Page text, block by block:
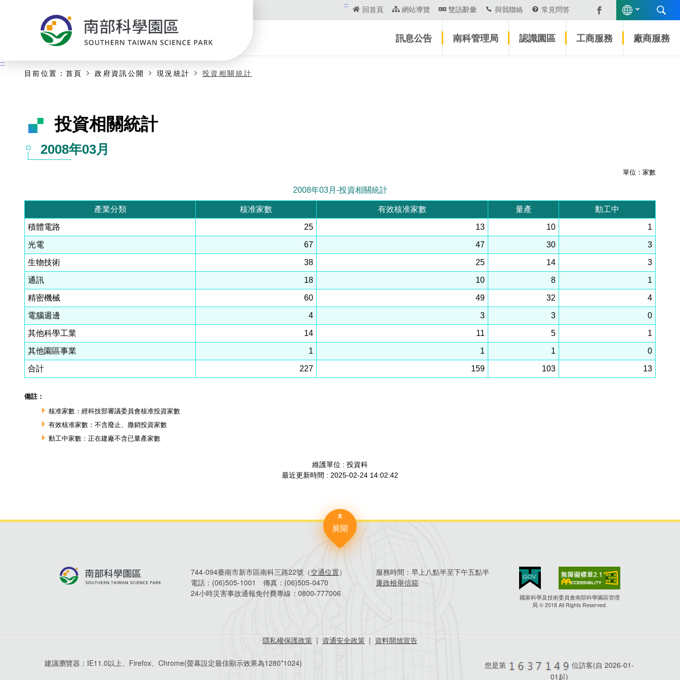
::: 回首頁 網站導覽 雙語辭彙 與我聯絡 常見問答
訊息公告 南科管理局 認識園區 工商服務 廠商服務
主要內容開始
:::
目前位置： 首頁 政府資訊公開 現況統計 投資相關統計
展開
744-094臺南市新市區南科三路22號（交通位置）
電話： (06)505-1001 傳真： (06)505-0470
24小時災害事故通報免付費專線： 0800-777006
服務時間：早上八點半至下午五點半
廉政檢舉信箱
國家科學及技術委員會南部科學園區管理
局 © 2018 All Rights Reserved.
隱私權保護政策 | 資通安全政策 | 資料開放宣告
建議瀏覽器： IE11.0以上、Firefox、Chrome(螢幕設定最佳顯示效果為1280*1024) 您是第 位訪客(自 2026-01-
01起)